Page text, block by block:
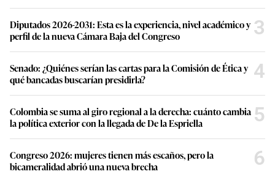
Diputados 2026-2031: Esta es la experiencia, nivel académico y
perfil de la nueva Cámara Baja del Congreso
3
Senado: ¿Quiénes serían las cartas para la Comisión de Ética y
qué bancadas buscarían presidirla?
4
Colombia se suma al giro regional a la derecha: cuánto cambia
la política exterior con la llegada de De la Espriella
5
Congreso 2026: mujeres tienen más escaños, pero la
bicameralidad abrió una nueva brecha
6